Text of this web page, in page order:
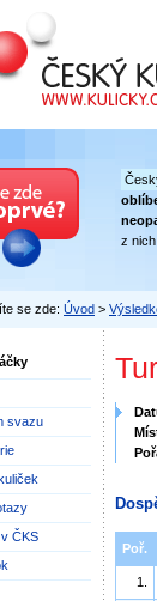
kuličkový
z nich.
se zde: Úvod >
svazu
ČKS
Poř.
1.